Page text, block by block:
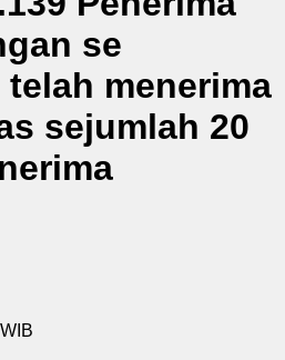
se
menerima
sejumlah 20